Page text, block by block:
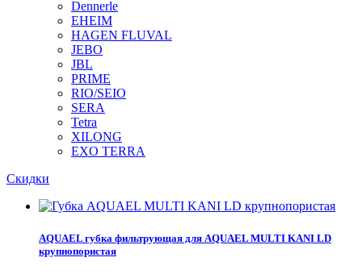
Dennerle
EHEIM
HAGEN FLUVAL
JEBO
JBL
PRIME
RIO/SEIO
SERA
Tetra
XILONG
EXO TERRA
Скидки
AQUAEL губка фильтрующая для AQUAEL MULTI KANI LD
крупнопористая